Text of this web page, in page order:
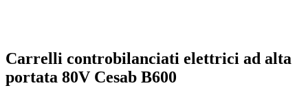
Carrelli controbilanciati elettrici ad alta
portata 80V Cesab B600